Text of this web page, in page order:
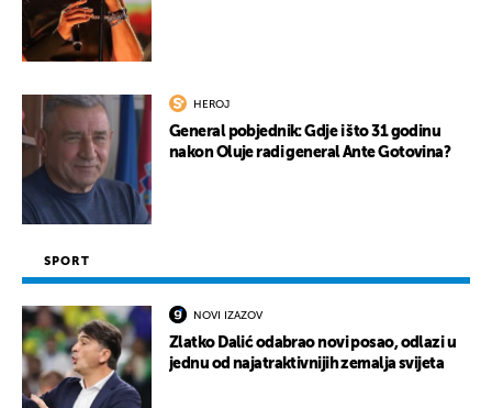
HEROJ
General pobjednik: Gdje i što 31 godinu
nakon Oluje radi general Ante Gotovina?
SPORT
NOVI IZAZOV
Zlatko Dalić odabrao novi posao, odlazi u
jednu od najatraktivnijih zemalja svijeta